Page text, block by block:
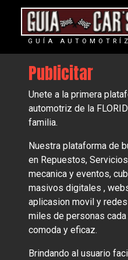
GUÍA AUTOMOTRÍZ
Publicitar
Unete a la primera
automotriz de la
familia.
Nuestra plataforma de
en Repuestos,
mecanica y eventos,
masivos digitales ,
aplicasion movil y
miles de personas cada
comoda y eficaz.
Brindando al usuario